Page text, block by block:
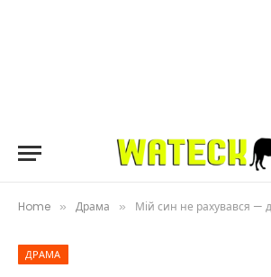
Home » Драма » Мій син не рахувався —
ДРАМА